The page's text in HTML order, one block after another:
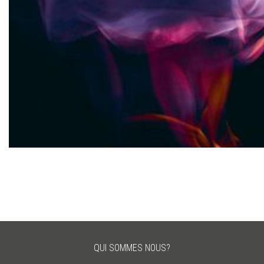
QUI SOMMES NOUS?